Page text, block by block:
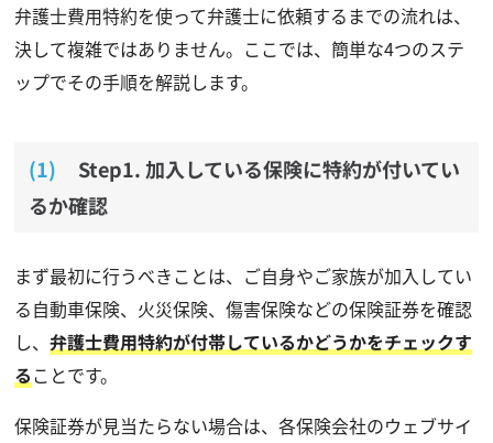
弁護士費用特約を使って弁護士に依頼するまでの流れは、
決して複雑ではありません。ここでは、簡単な4つのステ
ップでその手順を解説します。
Step1. 加入している保険に特約が付いてい
るか確認
まず最初に行うべきことは、ご自身やご家族が加入してい
る自動車保険、火災保険、傷害保険などの保険証券を確認
し、 弁護士費用特約が付帯しているかどうかをチェックす
ることです。
保険証券が見当たらない場合は、各保険会社のウェブサイ